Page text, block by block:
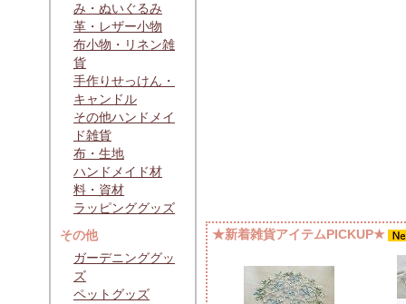
み・ぬいぐるみ
革・レザー小物
布小物・リネン雑
貨
手作りせっけん・
キャンドル
その他ハンドメイ
ド雑貨
布・生地
ハンドメイド材
料・資材
ラッピンググッズ
その他
ガーデニンググッ
ズ
ペットグッズ
★新着雑貨アイテムPICKUP★